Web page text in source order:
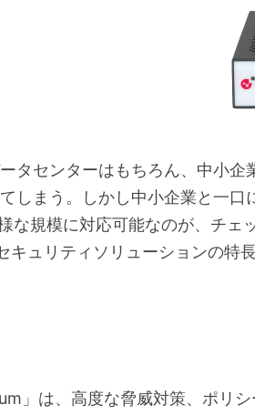
タセンターはもちろん、中小
まう。しかし中小企業と一口
規模に対応可能なのが、チェ
ュリティソリューションの特
」は、高度な脅威対策、ポリシ